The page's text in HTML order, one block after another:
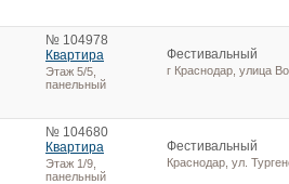
№ 104978
Квартира
Этаж 5/5,
панельный
Фестивальный
г Краснодар, улица
№ 104680
Квартира
Этаж 1/9,
панельный
Фестивальный
Краснодар, ул.